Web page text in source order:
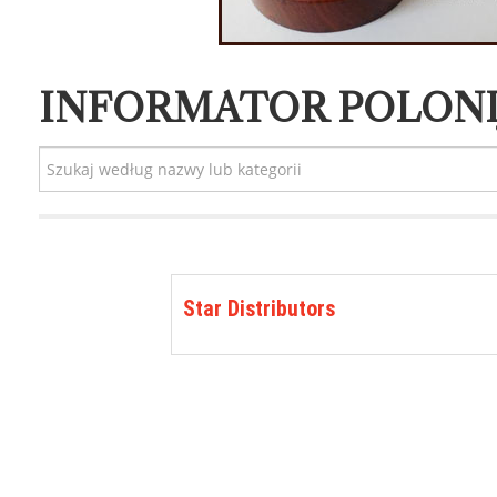
INFORMATOR
Star Distributors